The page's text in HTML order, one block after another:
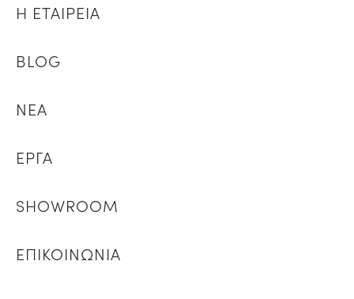
Η ΕΤΑΙΡΕΙΑ
BLOG
ΝΕΑ
ΕΡΓΑ
SHOWROOM
ΕΠΙΚΟΙΝΩΝΙΑ